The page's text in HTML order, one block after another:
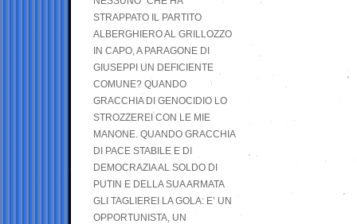
STRAPPATO IL PARTITO
ALBERGHIERO AL GRILLOZZO
IN CAPO, A PARAGONE DI
GIUSEPPI UN DEFICIENTE
COMUNE? QUANDO
GRACCHIA DI GENOCIDIO LO
STROZZEREI CON LE MIE
MANONE. QUANDO GRACCHIA
DI PACE STABILE E DI
DEMOCRAZIA AL SOLDO DI
PUTIN E DELLA SUA ARMATA
GLI TAGLIEREI LA GOLA: E’ UN
OPPORTUNISTA, UN